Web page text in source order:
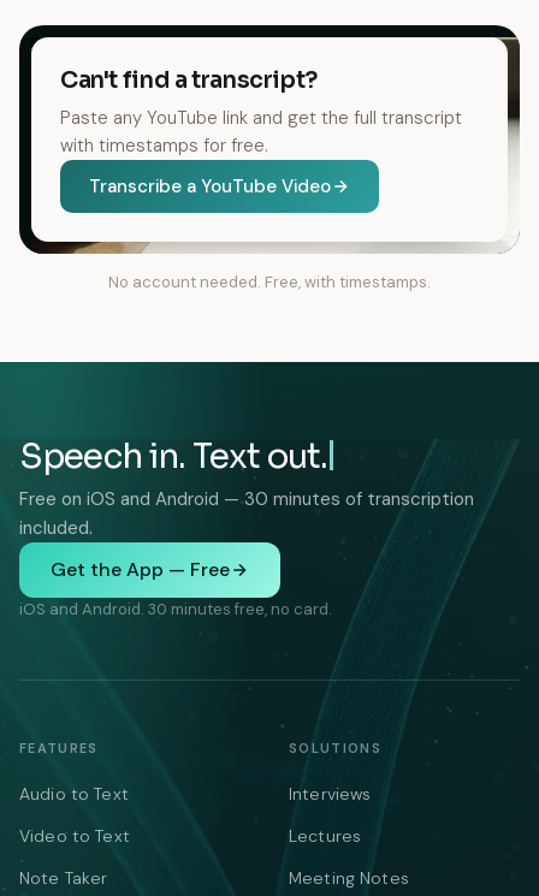
Can't find a transcript?
Paste any YouTube link and get the full transcript
with timestamps for free.
Transcribe a YouTube Video
No account needed. Free, with timestamps.
Speech in. Text out.
Free on iOS and Android — 30 minutes of transcription
included.
Get the App — Free
iOS and Android. 30 minutes free, no card.
FEATURES
Audio to Text
Video to Text
Note Taker
SOLUTIONS
Interviews
Lectures
Meeting Notes